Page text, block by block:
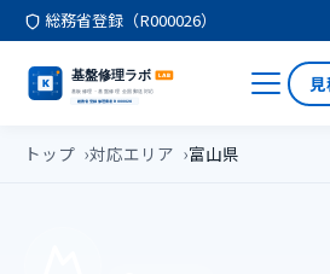
総務省登録（R000026）
トップ 対応エリア 富山県